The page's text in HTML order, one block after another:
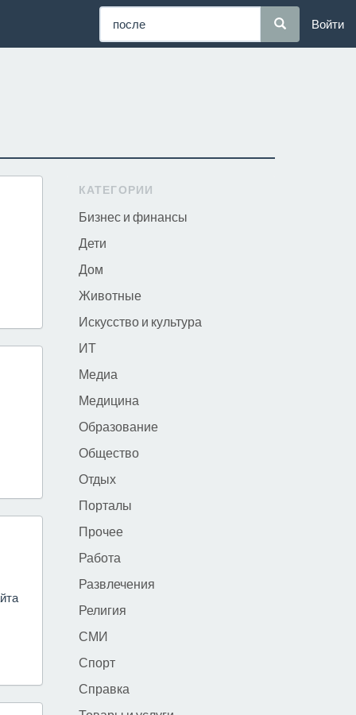
Войти
КАТЕГОРИИ
Бизнес и финансы
Дети
Дом
Животные
Искусство и культура
ИТ
Медиа
Медицина
Образование
Общество
Отдых
Порталы
Прочее
Работа
Развлечения
Религия
СМИ
Спорт
Справка